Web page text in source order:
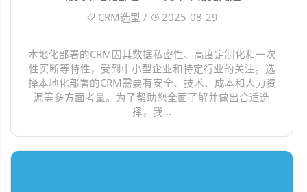
CRM选型 / 2025-08-29
本地化部署的CRM因其数据私密性、高度定制化和一次
性买断等特性，受到中小型企业和特定行业的关注。选
择本地化部署的CRM需要有安全、技术、成本和人力资
源等多方面考量。为了帮助您全面了解并做出合适选
择，我...